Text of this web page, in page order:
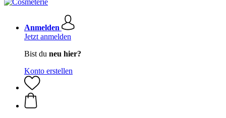
Anmelden
Jetzt anmelden
Bist du neu hier?
Konto erstellen